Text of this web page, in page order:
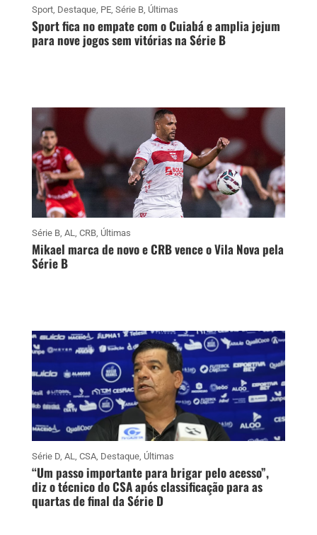
Sport, Destaque, PE, Série B, Últimas
Sport fica no empate com o Cuiabá e amplia jejum
para nove jogos sem vitórias na Série B
Série B, AL, CRB, Últimas
Mikael marca de novo e CRB vence o Vila Nova pela
Série B
Série D, AL, CSA, Destaque, Últimas
“Um passo importante para brigar pelo acesso”,
diz o técnico do CSA após classificação para as
quartas de final da Série D